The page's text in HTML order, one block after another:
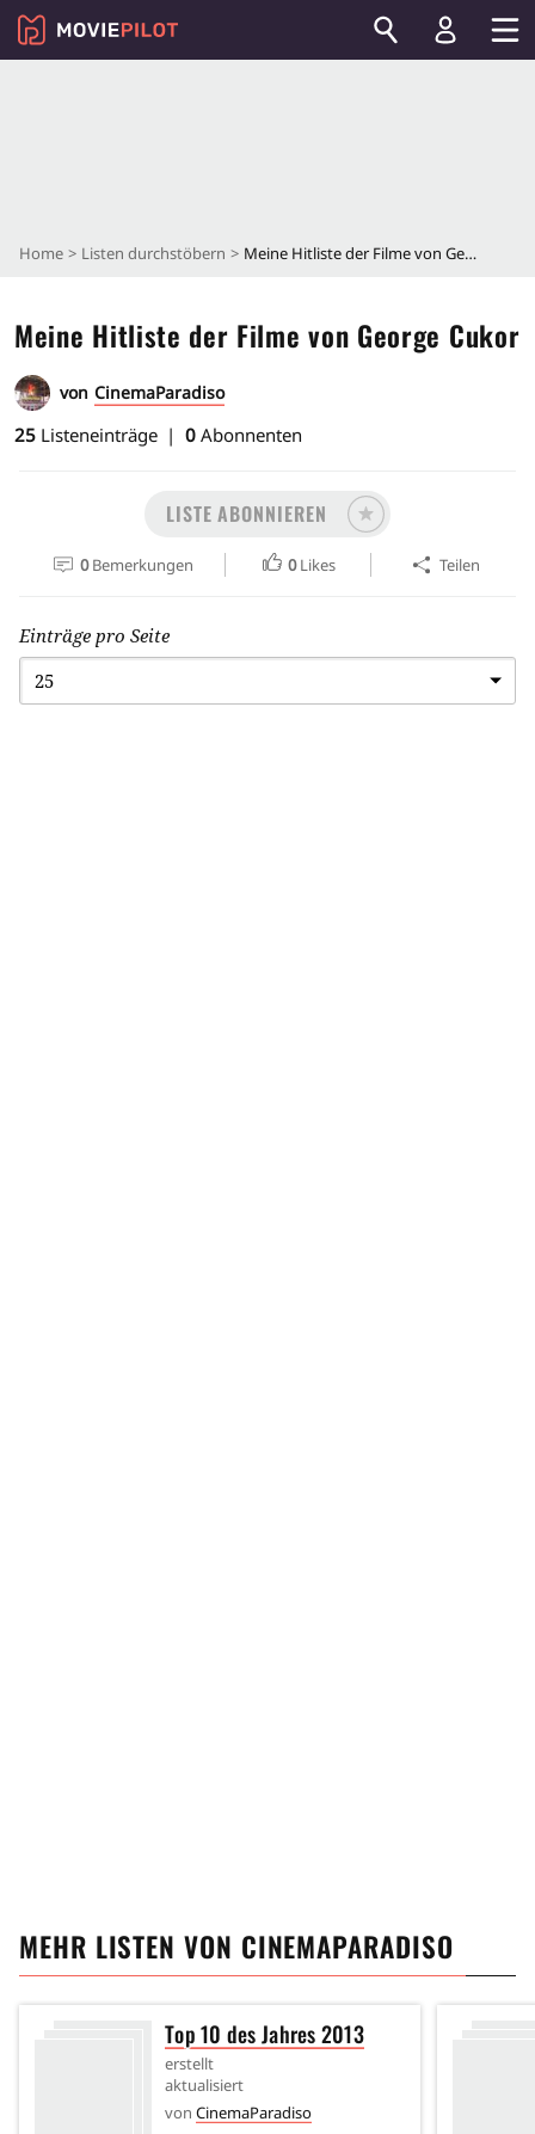
Home Listen durchstöbern Meine Hitliste der Filme von George Cukor
Meine Hitliste der Filme von George Cukor
von CinemaParadiso
25 Listeneinträge 0 Abonnenten
LISTE ABONNIEREN
0 Bemerkungen 0 Likes Teilen
Einträge pro Seite
MEHR LISTEN VON CINEMAPARADISO
Top 10 des Jahres 2013
erstellt
aktualisiert
von CinemaParadiso